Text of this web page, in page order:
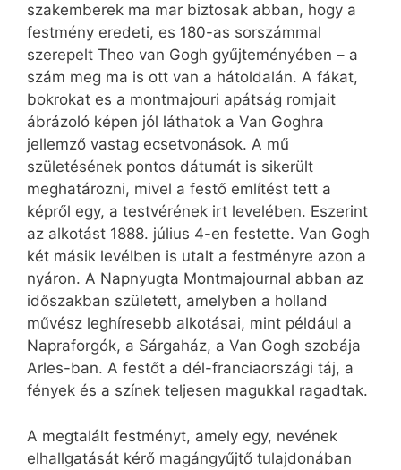
szakemberek ma mar biztosak abban, hogy a
festmény eredeti, es 180-as sorszámmal
szerepelt Theo van Gogh gyűjteményében – a
szám meg ma is ott van a hátoldalán. A fákat,
bokrokat es a montmajouri apátság romjait
ábrázoló képen jól láthatok a Van Goghra
jellemző vastag ecsetvonások. A mű
születésének pontos dátumát is sikerült
meghatározni, mivel a festő említést tett a
képről egy, a testvérének irt levelében. Eszerint
az alkotást 1888. július 4-en festette. Van Gogh
két másik levélben is utalt a festményre azon a
nyáron. A Napnyugta Montmajournal abban az
időszakban született, amelyben a holland
művész leghíresebb alkotásai, mint például a
Napraforgók, a Sárgaház, a Van Gogh szobája
Arles-ban. A festőt a dél-franciaországi táj, a
fények és a színek teljesen magukkal ragadtak.
A megtalált festményt, amely egy, nevének
elhallgatását kérő magángyűjtő tulajdonában